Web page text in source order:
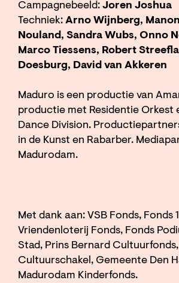
Campagnebeeld: Joren Joshua
Techniek: Arno Wijnberg,
Nouland, Sandra Wubs, Onno
Marco Tiessens, Robert
Doesburg, David van Akkeren
Maduro is een productie van
productie met Residentie Orkest
Dance Division.
in de Kunst en Rabarber.
Madurodam.
Met dank aan: VSB Fonds, Fonds
Vriendenloterij Fonds, Fonds
Stad, Prins Bernard Cultuurfonds,
Cultuurschakel, Gemeente Den
Madurodam Kinderfonds.